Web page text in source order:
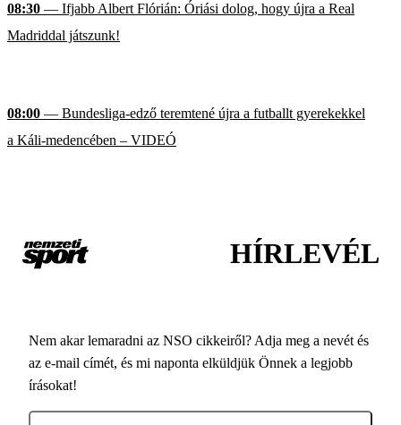
08:30 — Ifjabb Albert Flórián: Óriási dolog, hogy újra a Real
Madriddal játszunk!
08:00 — Bundesliga-edző teremtené újra a futballt gyerekekkel
a Káli-medencében – VIDEÓ
HÍRLEVÉL
Nem akar lemaradni az NSO cikkeiről? Adja meg a nevét és
az e-mail címét, és mi naponta elküldjük Önnek a legjobb
írásokat!